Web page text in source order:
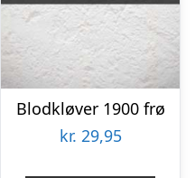
Blodkløver 1900 frø
kr. 29,95